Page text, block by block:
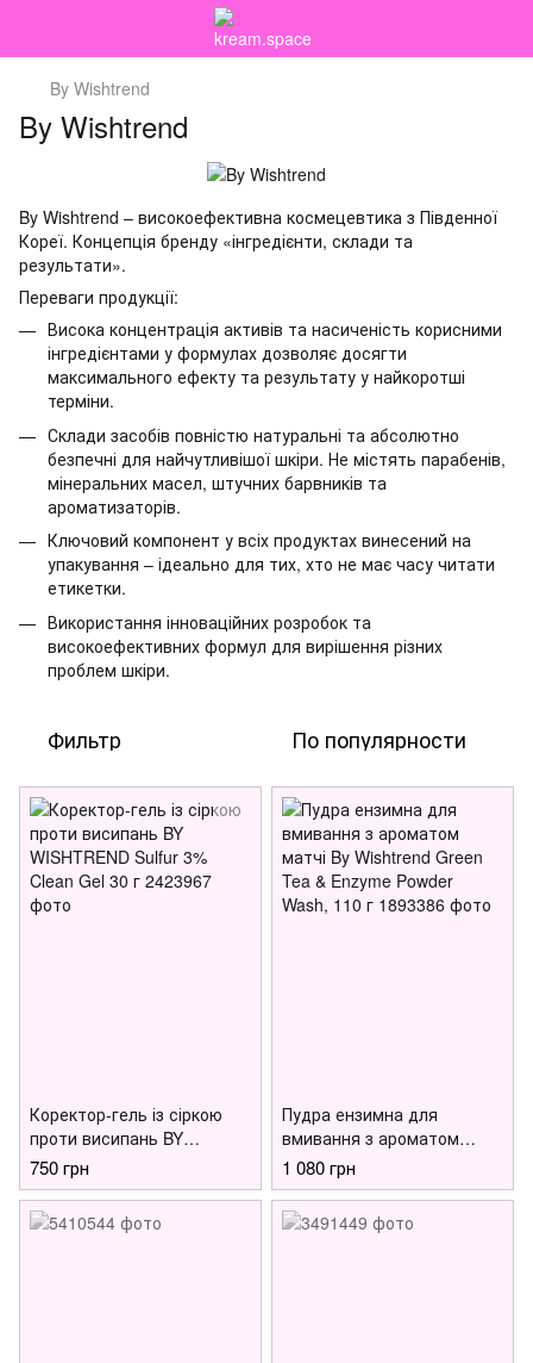
By Wishtrend
By Wishtrend
By Wishtrend – високоефективна космецевтика з Південної
Кореї. Концепція бренду «інгредієнти, склади та
результати».
Переваги продукції:
Висока концентрація активів та насиченість корисними
інгредієнтами у формулах дозволяє досягти
максимального ефекту та результату у найкоротші
терміни.
Склади засобів повністю натуральні та абсолютно
безпечні для найчутливішої шкіри. Не містять парабенів,
мінеральних масел, штучних барвників та
ароматизаторів.
Ключовий компонент у всіх продуктах винесений на
упакування – ідеально для тих, хто не має часу читати
етикетки.
Використання інноваційних розробок та
високоефективних формул для вирішення різних
проблем шкіри.
Фильтр По популярности
Коректор-гель із сіркою
проти висипань BY
WISHTREND Sulfur 3%
Clean Gel 30 г
750 грн
Пудра ензимна для
вмивання з ароматом
матчі By Wishtrend Green
Tea & Enzyme Powder
Wash, 110 г
1 080 грн